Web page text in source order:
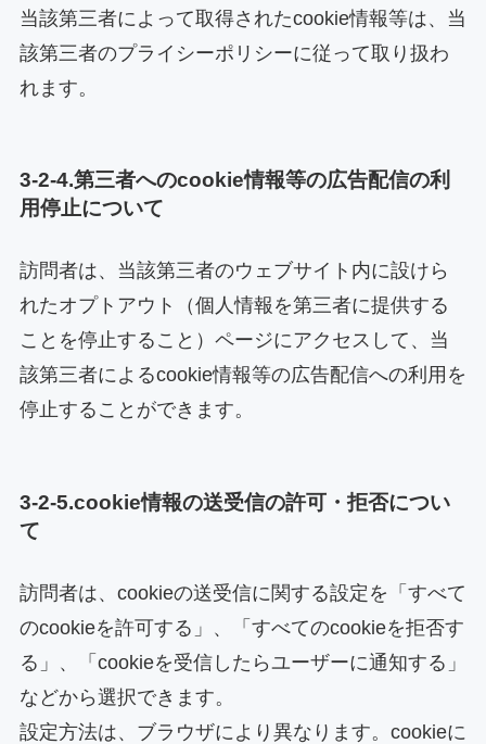
当該第三者によって取得されたcookie情報等は、当
該第三者のプライシーポリシーに従って取り扱わ
れます。
3-2-4.第三者へのcookie情報等の広告配信の利
用停止について
訪問者は、当該第三者のウェブサイト内に設けら
れたオプトアウト（個人情報を第三者に提供する
ことを停止すること）ページにアクセスして、当
該第三者によるcookie情報等の広告配信への利用を
停止することができます。
3-2-5.cookie情報の送受信の許可・拒否につい
て
訪問者は、cookieの送受信に関する設定を「すべて
のcookieを許可する」、「すべてのcookieを拒否す
る」、「cookieを受信したらユーザーに通知する」
などから選択できます。
設定方法は、ブラウザにより異なります。cookieに